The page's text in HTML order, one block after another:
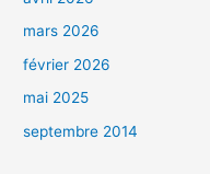
mars 2026
février 2026
mai 2025
septembre 2014